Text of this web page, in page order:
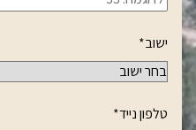
ישוב*
טלפון נייד*